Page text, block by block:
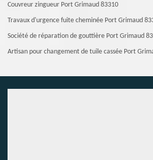
Couvreur zingueur Port Grimaud 83310
Travaux d'urgence fuite cheminée Port Grimaud
Société de réparation de gouttière Port Grimaud
Artisan pour changement de tuile cassée Port